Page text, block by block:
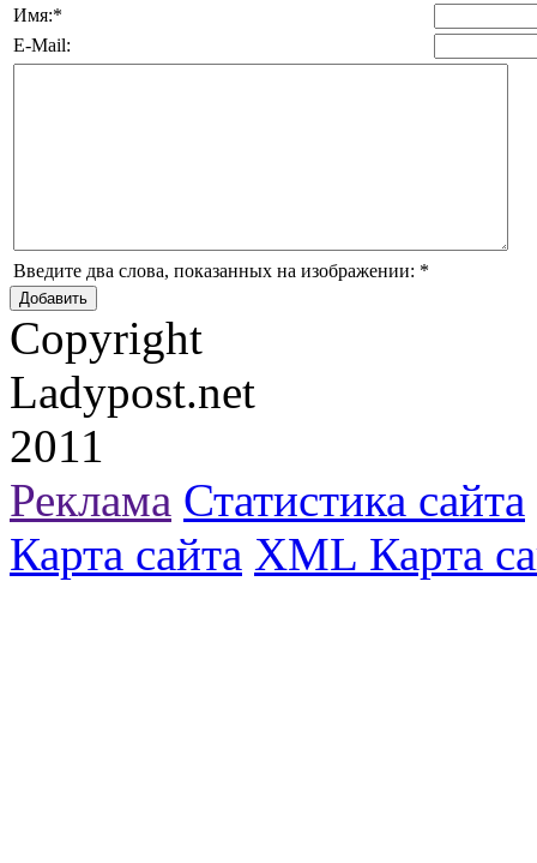
Имя:*
E-Mail:
Введите два слова, показанных на изображении: *
Copyright
Ladypost.net
2011
Реклама Статистика сайта
Карта сайта XML Карта